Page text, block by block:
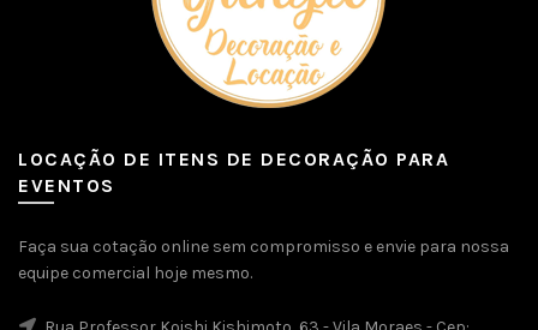
LOCAÇÃO DE ITENS DE DECORAÇÃO PARA
EVENTOS
Faça sua cotação online sem compromisso e envie para nossa
equipe comercial hoje mesmo.